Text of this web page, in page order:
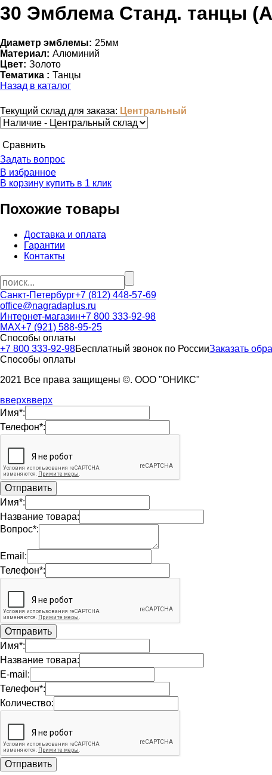
30 Эмблема Станд. танцы
Диаметр эмблемы: 25мм
Материал: Алюминий
Цвет: Золото
Тематика : Танцы
Назад в каталог
Текущий склад для заказа: Центральный
Cравнить
Задать вопрос
В избранное
В корзину купить в 1 клик
Похожие товары
Доставка и оплата
Гарантии
Контакты
Санкт-Петербург+7 (812) 448-57-69
office@nagradaplus.ru
Интернет-магазин+7 800 333-92-98
MAX+7 (921) 588-95-25
Способы оплаты
+7 800 333-92-98Бесплатный звонок по РоссииЗаказать
Способы оплаты
2021 Все права защищены ©. ООО "ОНИКС"
вверхвверх
Имя*:
Телефон*:
Имя*:
Название товара:
Вопрос*:
Email:
Телефон*:
Имя*:
Название товара:
E-mail:
Телефон*:
Количество: